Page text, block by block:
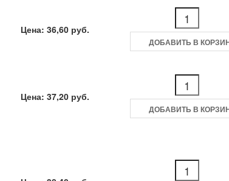
Цена: 36,60 руб.
ДОБАВИТЬ В
Цена: 37,20 руб.
ДОБАВИТЬ В